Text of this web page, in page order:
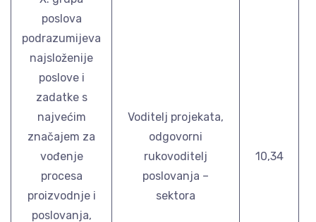
poslova
podrazumijeva
najsloženije
poslove i
zadatke s
najvećim
značajem za
vođenje
procesa
proizvodnje i
poslovanja,
Voditelj projekata,
odgovorni
rukovoditelj
poslovanja –
sektora
10,34